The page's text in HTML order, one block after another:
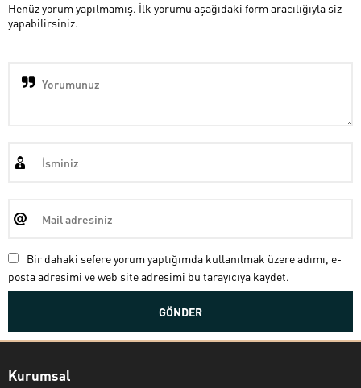
Henüz yorum yapılmamış. İlk yorumu aşağıdaki form aracılığıyla siz
yapabilirsiniz.
Bir dahaki sefere yorum yaptığımda kullanılmak üzere adımı, e-
posta adresimi ve web site adresimi bu tarayıcıya kaydet.
Kurumsal